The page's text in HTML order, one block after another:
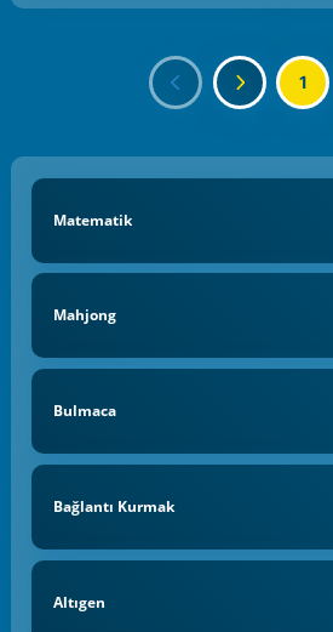
1
Matematik
Mahjong
Bulmaca
Bağlantı Kurmak
Altıgen